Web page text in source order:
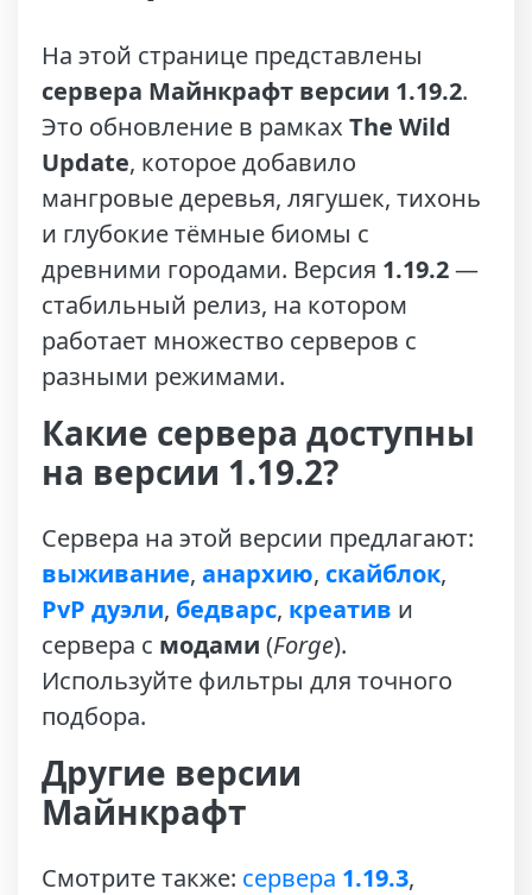
На этой странице представлены
сервера Майнкрафт версии 1.19.2.
Это обновление в рамках The Wild
Update, которое добавило
мангровые деревья, лягушек, тихонь
и глубокие тёмные биомы с
древними городами. Версия 1.19.2—
стабильный релиз, на котором
работает множество серверов с
разными режимами.
Какие сервера доступны
на версии 1.19.2?
Сервера на этой версии предлагают:
выживание, анархию, скайблок,
PvP дуэли, бедварс, креатив и
сервера с модами (Forge).
Используйте фильтры для точного
подбора.
Другие версии
Майнкрафт
Смотрите также: сервера 1.19.3,